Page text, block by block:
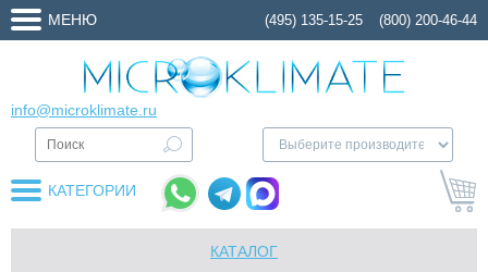
МЕНЮ (495) 135-15-25 (800) 200-46-44
info@microklimate.ru
КАТЕГОРИИ
КАТАЛОГ